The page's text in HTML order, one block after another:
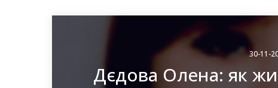
30-11-
Дєдова Олена: як